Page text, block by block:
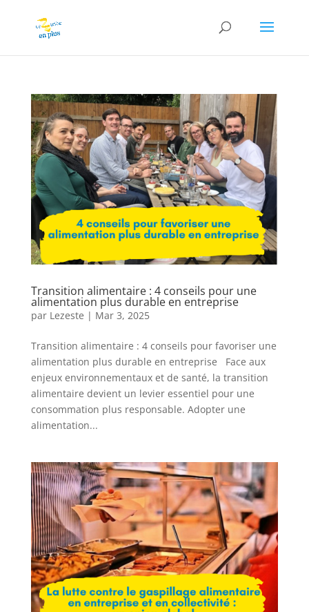
Transition alimentaire : 4 conseils pour une
alimentation plus durable en entreprise
par Lezeste | Mar 3, 2025
Transition alimentaire : 4 conseils pour favoriser une
alimentation plus durable en entreprise Face aux
enjeux environnementaux et de santé, la transition
alimentaire devient un levier essentiel pour une
consommation plus responsable. Adopter une
alimentation...